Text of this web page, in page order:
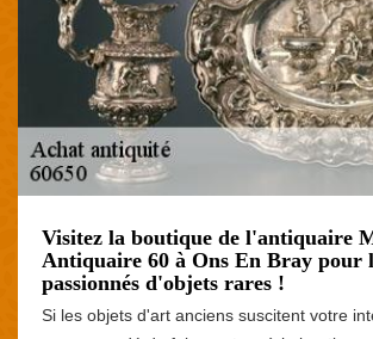
Visitez la boutique de l'antiquaire
Antiquaire 60 à Ons En Bray pour
passionnés d'objets rares !
Si les objets d'art anciens suscitent votre